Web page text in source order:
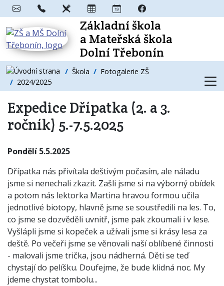
Základní škola
a Mateřská škola
Dolní Třebonín
Škola
Fotogalerie ZŠ
2024/2025
Expedice Dřípatka (2. a 3.
ročník) 5.-7.5.2025
Pondělí 5.5.2025
Dřípatka nás přivítala deštivým počasím, ale náladu
jsme si nenechali zkazit. Zašli jsme si na výborný obídek
a potom nás lektorka Martina hravou formou učila
jednotlivé biotopy, hlavně jsme se soustředili na les. To,
co jsme se dozvěděli uvnitř, jsme pak zkoumali i v lese.
Vyšlápli jsme si kopeček a užívali jsme si krásy lesa za
deště. Po večeři jsme se věnovali naší oblíbené činnosti
- malovali jsme trička, jsou nádherná. Děti se teď
chystají do pelíšku. Doufejme, že bude klidná noc. My
jdeme chystat tombolu...